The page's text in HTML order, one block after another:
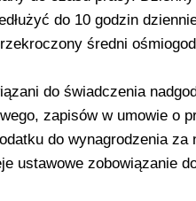
do 10 godzin
średni
do świadczenia
zapisów w umowie
do wynagrodzenia
ustawowe zobowiązanie